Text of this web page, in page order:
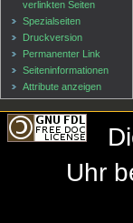
verlinkten Seiten
Spezialseiten
Druckversion
Permanenter Link
Seiten­informationen
Attribute anzeigen
Uhr